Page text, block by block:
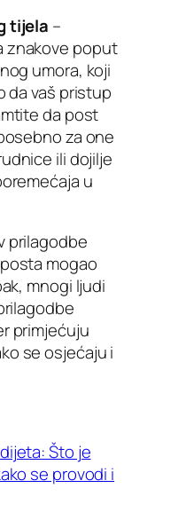
tijela –
znakove poput
umora, koji
da vaš pristup
da post
za one
ili dojilje
u
prilagodbe
mogao
mnogi ljudi
primjećuju
se osjećaju i
Što je
se provodi i